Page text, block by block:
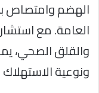
الهضم وامتصاص
العامة. مع
والقلق الصحي،
ونوعية